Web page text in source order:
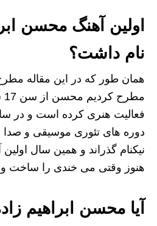
اولین آهنگ محسن
نام داشت؟
همان طور که در این مقاله
دوره های تئوری موسیقی و صدا
نیکنام گذراند و همین سال
هنوز وقتی می خندی را ساخت و
آیا محسن ابراهیم